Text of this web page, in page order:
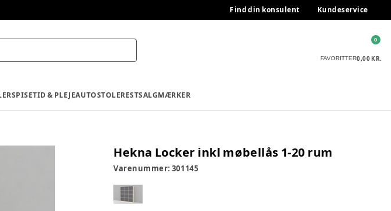
Find din konsulent Kundeservice
FAVORITTER0,00 KR.
0
SPISETID & PLEJEAUTOSTOLERESTSALGMÆRKER
Hekna Locker inkl møbellås 1-20 rum
Varenummer: 301145